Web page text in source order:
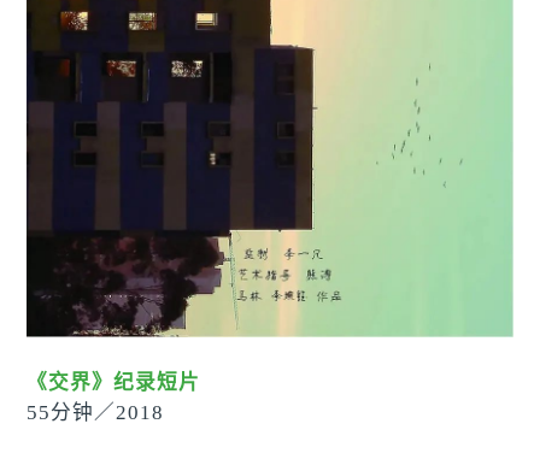
《交界》纪录短片
55分钟／2018